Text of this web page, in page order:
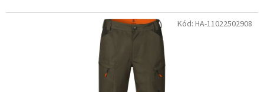
Kód: HA-11022502908